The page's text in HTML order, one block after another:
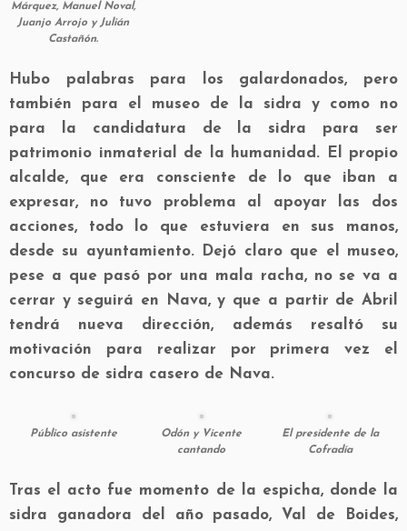
Márquez, Manuel Noval,
Juanjo Arrojo y Julián
Castañón.
Hubo palabras para los galardonados, pero
también para el museo de la sidra y como no
para la candidatura de la sidra para ser
patrimonio inmaterial de la humanidad. El propio
alcalde, que era consciente de lo que iban a
expresar, no tuvo problema al apoyar las dos
acciones, todo lo que estuviera en sus manos,
desde su ayuntamiento. Dejó claro que el museo,
pese a que pasó por una mala racha, no se va a
cerrar y seguirá en Nava, y que a partir de Abril
tendrá nueva dirección, además resaltó su
motivación para realizar por primera vez el
concurso de sidra casero de Nava.
Público asistente
Odón y Vicente
cantando
El presidente de la
Cofradía
Tras el acto fue momento de la espicha, donde la
sidra ganadora del año pasado, Val de Boides,